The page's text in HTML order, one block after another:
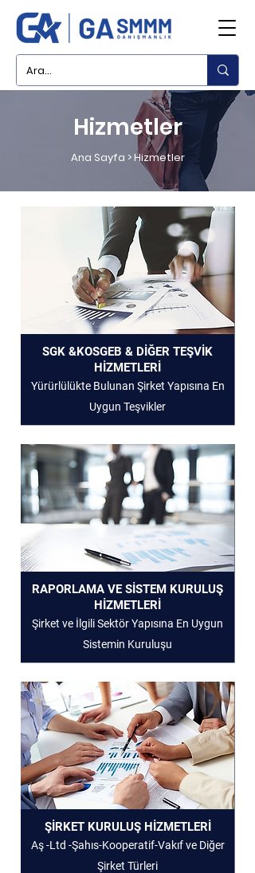
Hizmetler
Ana Sayfa > Hizmetler
SGK &KOSGEB & DİĞER TEŞVİK
HİZMETLERİ
Yürürlülükte Bulunan Şirket Yapısına En
Uygun Teşvikler
RAPORLAMA VE SİSTEM KURULUŞ
HİZMETLERİ
Şirket ve İlgili Sektör Yapısına En Uygun
Sistemin Kuruluşu
ŞİRKET KURULUŞ HİZMETLERİ
Aş -Ltd -Şahıs-Kooperatif-Vakıf ve Diğer
Şirket Türleri